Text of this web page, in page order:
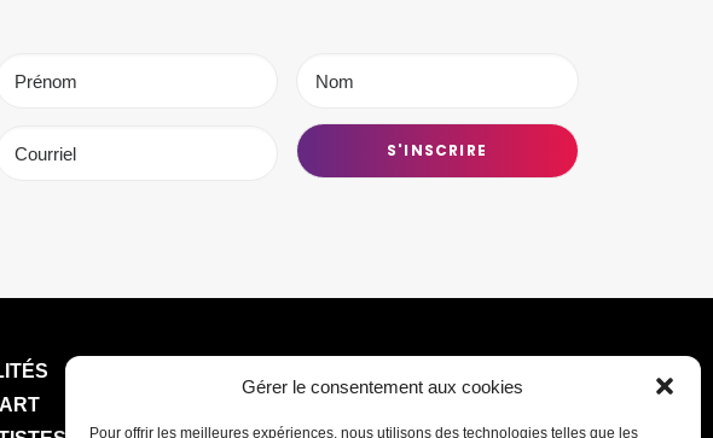
Gérer le consentement aux cookies
Pour offrir les meilleures expériences, nous utilisons des technologies telles que les